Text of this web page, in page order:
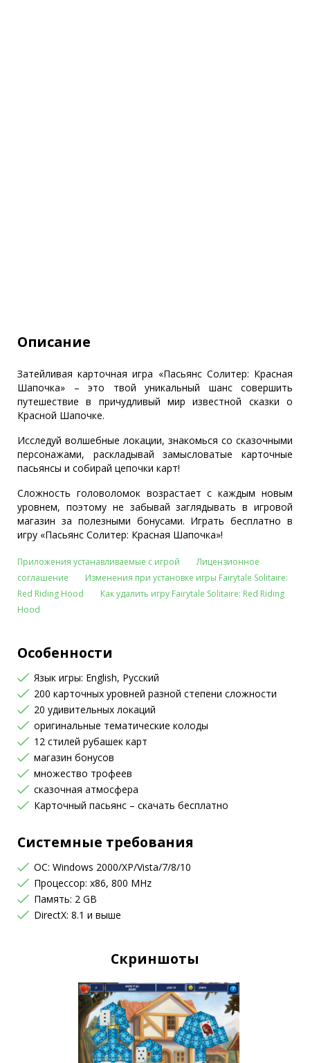
Описание
Затейливая карточная игра «Пасьянс Солитер: Красная
Шапочка» – это твой уникальный шанс совершить
путешествие в причудливый мир известной сказки о
Красной Шапочке.
Исследуй волшебные локации, знакомься со сказочными
персонажами, раскладывай замысловатые карточные
пасьянсы и собирай цепочки карт!
Сложность головоломок возрастает с каждым новым
уровнем, поэтому не забывай заглядывать в игровой
магазин за полезными бонусами. Играть бесплатно в
игру «Пасьянс Солитер: Красная Шапочка»!
Приложения устанавливаемые с игрой
Лицензионное
соглашение
Изменения при установке игры Fairytale Solitaire:
Red Riding Hood
Как удалить игру Fairytale Solitaire: Red Riding
Hood
Особенности
Язык игры: English, Русский
200 карточных уровней разной степени сложности
20 удивительных локаций
оригинальные тематические колоды
12 стилей рубашек карт
магазин бонусов
множество трофеев
сказочная атмосфера
Карточный пасьянс – скачать бесплатно
Системные требования
OC: Windows 2000/XP/Vista/7/8/10
Процессор: x86, 800 MHz
Память: 2 GB
DirectX: 8.1 и выше
Скриншоты